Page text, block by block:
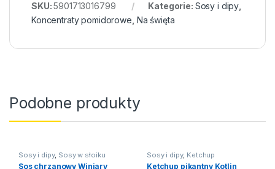
SKU:5901713016799 Kategorie: Sosy i dipy,
Koncentraty pomidorowe, Na święta
Podobne produkty
Sosy i dipy, Sosy w słoiku
Sos chrzanowy Winiary
Sosy i dipy, Ketchup
Ketchup pikantny Kotlin